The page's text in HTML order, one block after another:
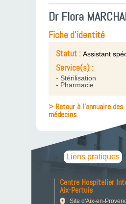
Dr Flora
Fiche d'identité
Statut : Assistant
Service(s) :
- Stérilisation
- Pharmacie
> Retour à l'annuaire des
médecins
Liens pratiques
Centre Hospitalier
Aix-Pertuis
Site d'Aix-en-